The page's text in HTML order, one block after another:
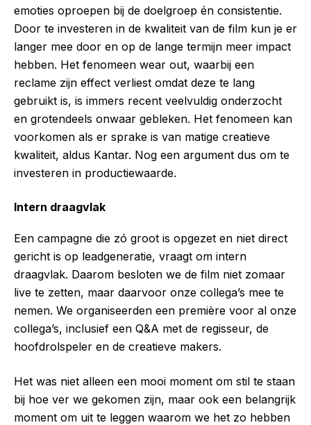
emoties oproepen bij de doelgroep én consistentie.
Door te investeren in de kwaliteit van de film kun je er
langer mee door en op de lange termijn meer impact
hebben. Het fenomeen wear out, waarbij een
reclame zijn effect verliest omdat deze te lang
gebruikt is, is immers recent veelvuldig onderzocht
en grotendeels onwaar gebleken. Het fenomeen kan
voorkomen als er sprake is van matige creatieve
kwaliteit, aldus Kantar. Nog een argument dus om te
investeren in productiewaarde.
Intern draagvlak
Een campagne die zó groot is opgezet en niet direct
gericht is op leadgeneratie, vraagt om intern
draagvlak. Daarom besloten we de film niet zomaar
live te zetten, maar daarvoor onze collega’s mee te
nemen. We organiseerden een première voor al onze
collega’s, inclusief een Q&A met de regisseur, de
hoofdrolspeler en de creatieve makers.
Het was niet alleen een mooi moment om stil te staan
bij hoe ver we gekomen zijn, maar ook een belangrijk
moment om uit te leggen waarom we het zo hebben